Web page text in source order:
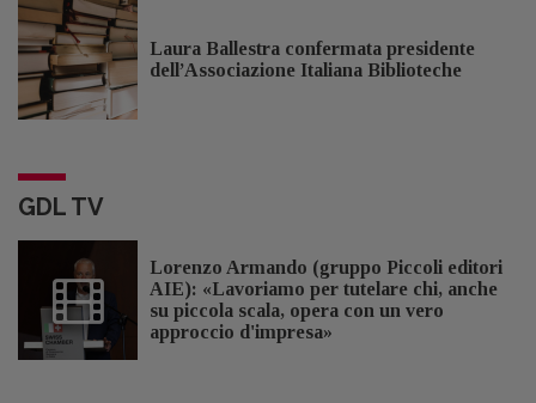
Laura Ballestra confermata presidente
dell’Associazione Italiana Biblioteche
GDL TV
Lorenzo Armando (gruppo Piccoli editori
AIE): «Lavoriamo per tutelare chi, anche
su piccola scala, opera con un vero
approccio d'impresa»